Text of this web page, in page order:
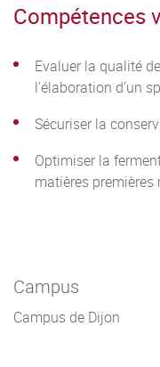
Compétences
Evaluer la qualité
l’élaboration d’un
Sécuriser la
Optimiser la
matières
Campus
Campus de Dijon